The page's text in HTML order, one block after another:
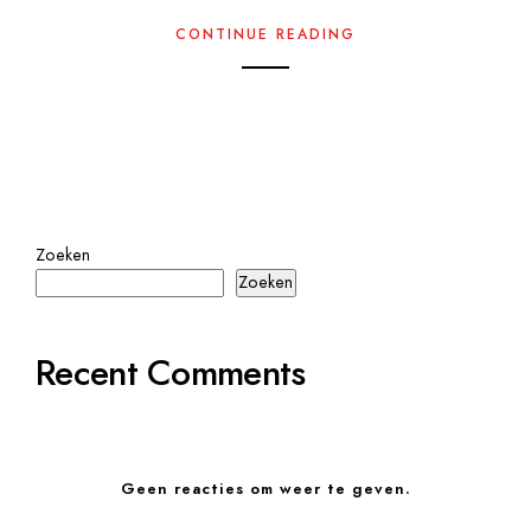
CONTINUE READING
Zoeken
Zoeken
Recent Comments
Geen reacties om weer te geven.